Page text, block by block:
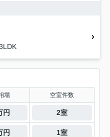
場 空室件数
円 2室
円 1室